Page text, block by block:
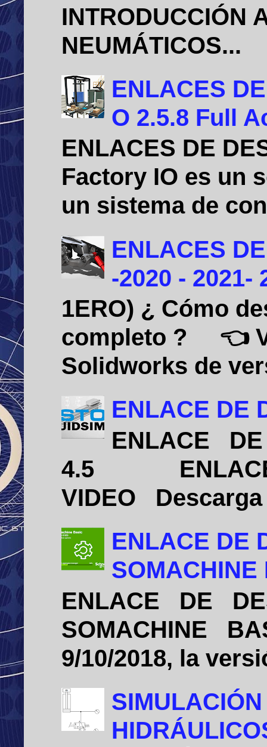
INTRODUCCIÓN
NEUMÁTICOS...
ENLACES
O 2.5.8 Full
ENLACES DE
Factory IO es un
un sistema de
ENLACES
-2020 - 2021-
1ERO) ¿ Cómo
completo ? 👈
Solidworks de
ENLACE DE
ENLACE
4.5 ENLACE
VIDEO
ENLACE DE
SOMACHINE
ENLACE DE
SOMACHINE
9/10/2018, la